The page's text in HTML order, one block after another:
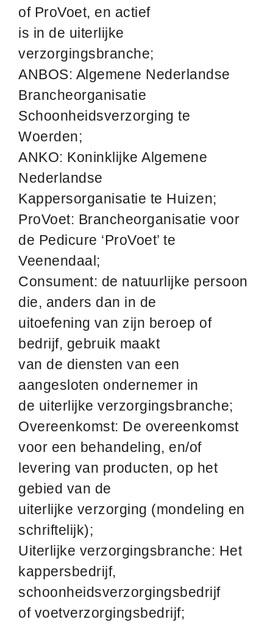
of ProVoet, en actief
is in de uiterlijke
verzorgingsbranche;
ANBOS: Algemene Nederlandse
Brancheorganisatie
Schoonheidsverzorging te
Woerden;
ANKO: Koninklijke Algemene
Nederlandse
Kappersorganisatie te Huizen;
ProVoet: Brancheorganisatie voor
de Pedicure ‘ProVoet’ te
Veenendaal;
Consument: de natuurlijke persoon
die, anders dan in de
uitoefening van zijn beroep of
bedrijf, gebruik maakt
van de diensten van een
aangesloten ondernemer in
de uiterlijke verzorgingsbranche;
Overeenkomst: De overeenkomst
voor een behandeling, en/of
levering van producten, op het
gebied van de
uiterlijke verzorging (mondeling en
schriftelijk);
Uiterlijke verzorgingsbranche: Het
kappersbedrijf,
schoonheidsverzorgingsbedrijf
of voetverzorgingsbedrijf;